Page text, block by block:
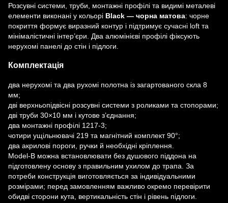
Розсувні системи, труби, монтажні профілі та видимі металеві
елементи виконані у кольорі Black — чорна матова: чорне
покриття формує виразний контур і підтримує сучасні loft та
мінімалістичні інтер’єри. Два алюмінієві профілі фіксують
нерухомі панелі до стін і підлоги.
Комплектація
два нерухомі та два рухомі полотна із загартованого скла 8
мм;
дві верхньопідвісні розсувні системи з роликами та стопорами;
дві труби 30×10 мм і кутове з’єднання;
два монтажні профілі 1217-3;
чотири ущільнювачі 219 та магнітний комплект 90°;
два акрилові пороги, ручки й необхідні кріплення.
Model-B можна встановлювати без душового піддона на
підготовлену основу з правильним ухилом до трапа. За
потреби конструкція виготовляється за індивідуальними
розмірами; перед замовленням важливо окремо перевірити
обидві сторони кута, вертикальність стін і рівень підлоги.